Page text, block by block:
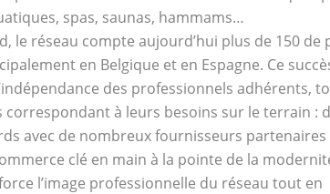
spas, saunas, hammams…
le réseau compte aujourd’hui plus de 150 de
en Belgique et en Espagne. Ce
des professionnels adhérents,
à leurs besoins sur le terrain :
avec de nombreux fournisseurs partenaires
clé en main à la pointe de la
l’image professionnelle du réseau tout en